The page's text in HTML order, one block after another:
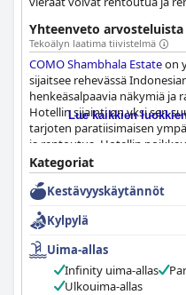
tyylikkäästi sisustettuihin
ainutlaatuisiin
vierailustasi
Yhteenveto arvosteluista
Tekoälyn laatima tiivistelmä
COMO Shambhala Estateon
sijaitsee rehevässä
henkeäsalpaavia näkymiä ja
Hotellin sijainti on yksi sen
tarjoten paratiisimaisen
ja rentoutua. Hotellin
lämpöä ja
nimillään ja huolehtien
tunnetaan korkeasta
ja vieraat ylistävät yksilöitä,
ystävällisyydestään ja
Shambhala Estate
upeassa
Lue kaikkien
Kategoriat
Kestävyyskäytännöt
Kylpylä
Uima-allas
Infinity uima-allas
Ulkouima-allas